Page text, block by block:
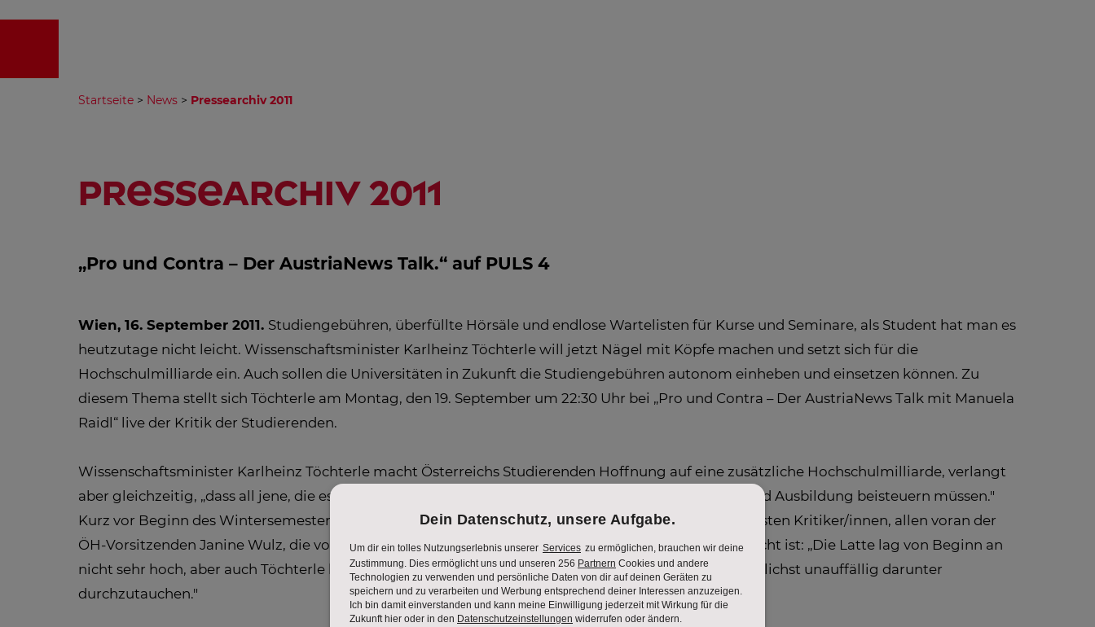
Startseite > News > Pressearchiv 2011
Pressearchiv 2011
„Pro und Contra – Der AustriaNews Talk.“ auf PULS 4
Wien, 16. September 2011. Studiengebühren, überfüllte Hörsäle und endlose Wartelisten für Kurse und Seminare, als Student hat man es
heutzutage nicht leicht. Wissenschaftsminister Karlheinz Töchterle will jetzt Nägel mit Köpfe machen und setzt sich für die
Hochschulmilliarde ein. Auch sollen die Universitäten in Zukunft die Studiengebühren autonom einheben und einsetzen können. Zu
diesem Thema stellt sich Töchterle am Montag, den 19. September um 22:30 Uhr bei „Pro und Contra – Der AustriaNews Talk mit Manuela
Raidl“ live der Kritik der Studierenden.
Wissenschaftsminister Karlheinz Töchterle macht Österreichs Studierenden Hoffnung auf eine zusätzliche Hochschulmilliarde, verlangt
aber gleichzeitig, „dass all jene, die es sich leisten können, einen Beitrag zu ihrer eigenen Bildung und Ausbildung beisteuern müssen."
Kurz vor Beginn des Wintersemesters stellt er sich erstmals live in einer TV Diskussion, seinen schärfsten Kritiker/innen, allen voran der
ÖH-Vorsitzenden Janine Wulz, die von der Arbeit des neuen Wissenschaftsministers maßlos enttäuscht ist: „Die Latte lag von Beginn an
nicht sehr hoch, aber auch Töchterle hat sich wohl dazu entschieden, nicht zu springen sondern möglichst unauffällig darunter
durchzutauchen."